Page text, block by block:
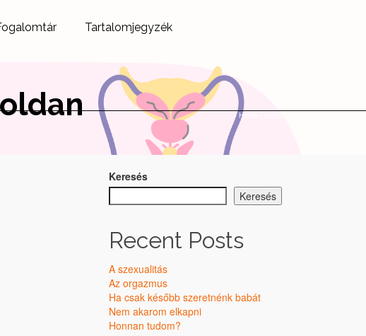
Tartalomjegyzék
Home
Keresés
Keresés
Recent Posts
A szexualitás
Az orgazmus
Ha csak később szeretnénk babát
Nem akarom elkapni
Honnan tudom?